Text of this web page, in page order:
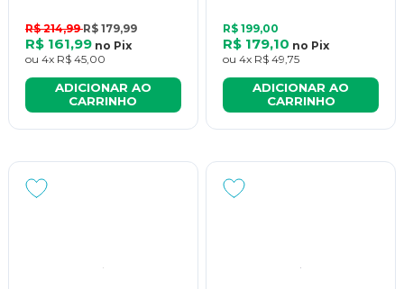
R$ 214,99R$ 179,99
R$ 161,99 no Pix
ou 4x R$ 45,00
ADICIONAR AO
CARRINHO
R$ 199,00
R$ 179,10 no Pix
ou 4x R$ 49,75
ADICIONAR AO
CARRINHO